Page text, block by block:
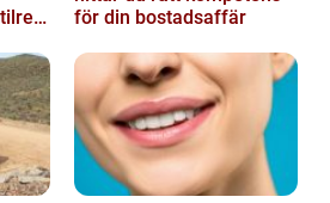
för din bostadsaffär